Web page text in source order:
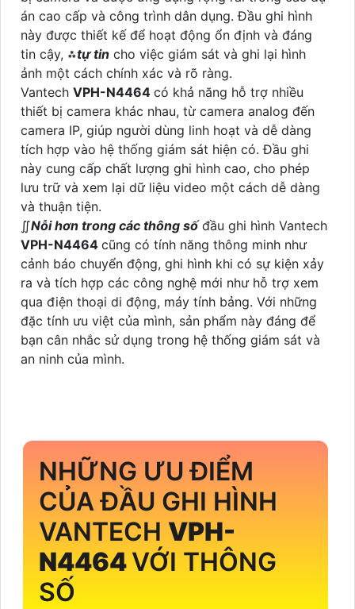
án cao cấp và công trình dân dụng. Đầu ghi hình
này được thiết kế để hoạt động ổn định và đáng
tin cậy, ⁂tự tin cho việc giám sát và ghi lại hình
ảnh một cách chính xác và rõ ràng.
Vantech VPH-N4464 có khả năng hỗ trợ nhiều
thiết bị camera khác nhau, từ camera analog đến
camera IP, giúp người dùng linh hoạt và dễ dàng
tích hợp vào hệ thống giám sát hiện có. Đầu ghi
này cung cấp chất lượng ghi hình cao, cho phép
lưu trữ và xem lại dữ liệu video một cách dễ dàng
và thuận tiện.
∬Nỗi hơn trong các thông sốđầu ghi hình Vantech
VPH-N4464 cũng có tính năng thông minh như
cảnh báo chuyển động, ghi hình khi có sự kiện xảy
ra và tích hợp các công nghệ mới như hỗ trợ xem
qua điện thoại di động, máy tính bảng. Với những
đặc tính ưu việt của mình, sản phẩm này đáng để
bạn cân nhắc sử dụng trong hệ thống giám sát và
an ninh của mình.
NHỮNG ƯU ĐIỂM
CỦA ĐẦU GHI HÌNH
VANTECH VPH-
N4464VỚI THÔNG
SỐ